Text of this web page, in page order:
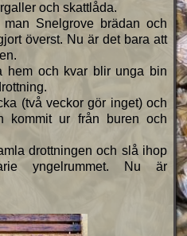
och skattlåda.
Snelgrove brädan och
överst. Nu är det bara att
hem och kvar blir unga bin
(två veckor gör inget) och
kommit ur från buren och
drottningen och slå ihop
yngelrummet. Nu är